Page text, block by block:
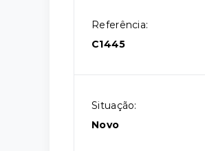
Referência:
C1445
Situação:
Novo